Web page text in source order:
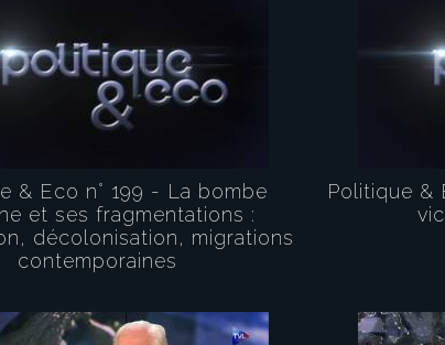
& Eco n° 199 - La bombe
et ses fragmentations :
décolonisation, migrations
contemporaines
Politique &